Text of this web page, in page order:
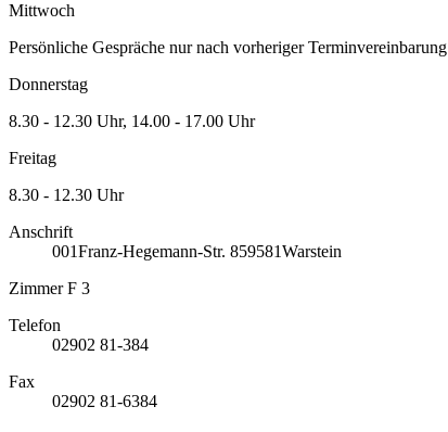
Mittwoch
Persönliche Gespräche nur nach vorheriger Terminvereinbarung
Donnerstag
8.30 - 12.30 Uhr, 14.00 - 17.00 Uhr
Freitag
8.30 - 12.30 Uhr
Anschrift
001Franz-Hegemann-Str. 859581Warstein
Zimmer F 3
Telefon
02902 81-384
Fax
02902 81-6384